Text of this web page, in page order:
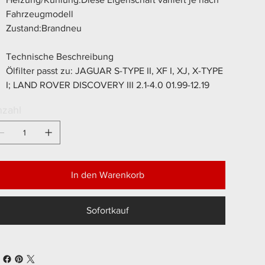
Fahrzeugmodell
Zustand:Brandneu
Technische Beschreibung
Ölfilter passt zu: JAGUAR S-TYPE II, XF I, XJ, X-TYPE
I; LAND ROVER DISCOVERY III 2.1-4.0 01.99-12.19
In den Warenkorb
Sofortkauf